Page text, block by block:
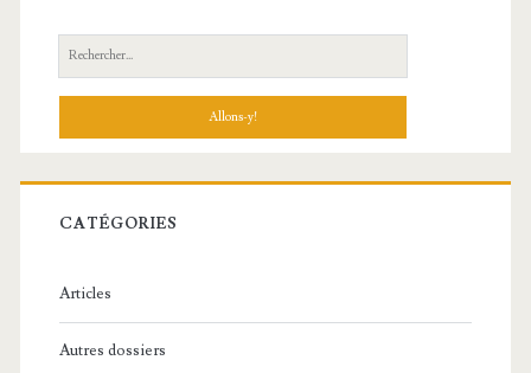
R
e
h
r
c
:
CATÉGORIES
Articles
Autres dossiers